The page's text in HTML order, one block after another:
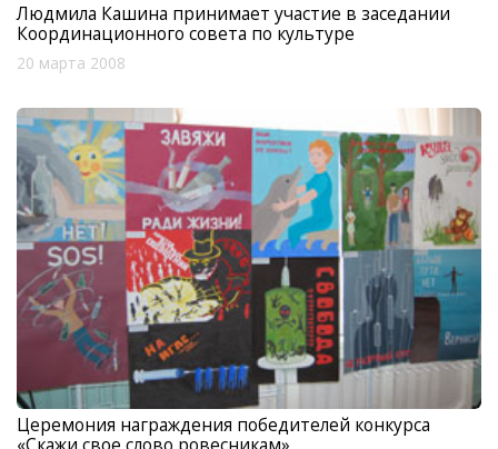
Людмила Кашина принимает участие в заседании
Координационного совета по культуре
20 марта 2008
Церемония награждения победителей конкурса
«Скажи свое слово ровесникам»